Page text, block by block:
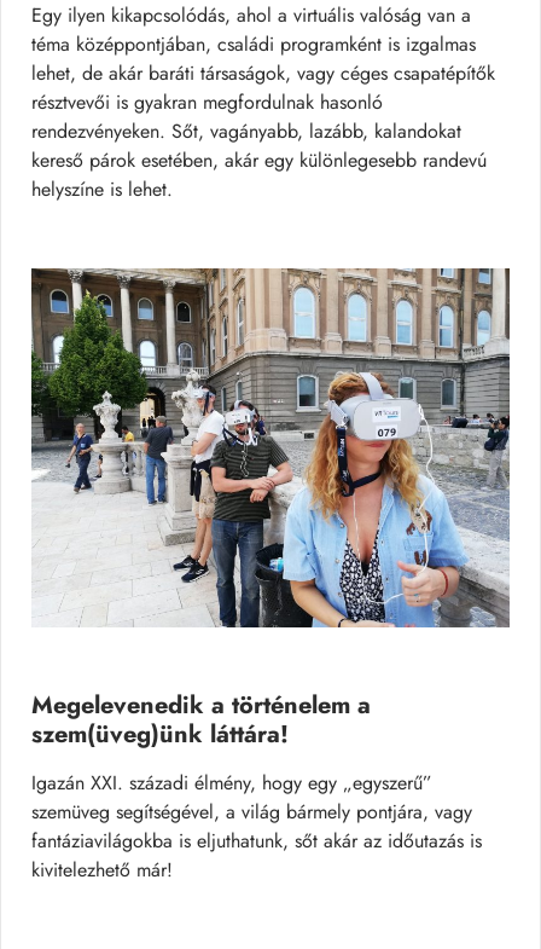
Egy ilyen kikapcsolódás, ahol a virtuális valóság van a
téma középpontjában, családi programként is izgalmas
lehet, de akár baráti társaságok, vagy céges csapatépítők
résztvevői is gyakran megfordulnak hasonló
rendezvényeken. Sőt, vagányabb, lazább, kalandokat
kereső párok esetében, akár egy különlegesebb randevú
helyszíne is lehet.
Megelevenedik a történelem a
szem(üveg)ünk láttára!
Igazán XXI. századi élmény, hogy egy „egyszerű”
szemüveg segítségével, a világ bármely pontjára, vagy
fantáziavilágokba is eljuthatunk, sőt akár az időutazás is
kivitelezhető már!